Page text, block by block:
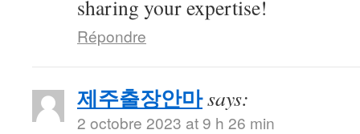
sharing your expertise!
Répondre
제주출장안마says:
2 octobre 2023 at 9 h 26 min